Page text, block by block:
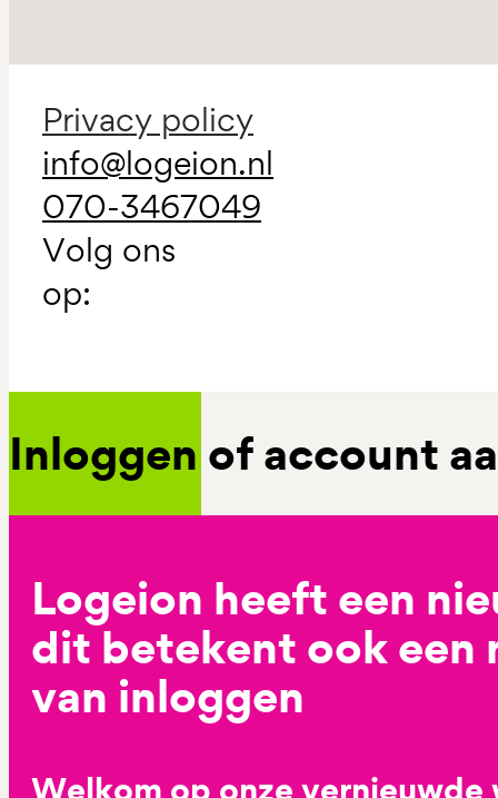
Privacy policy
info@logeion.nl
070-3467049
Volg ons
op:
Inloggen of account
Logeion heeft een
dit betekent ook een
van inloggen